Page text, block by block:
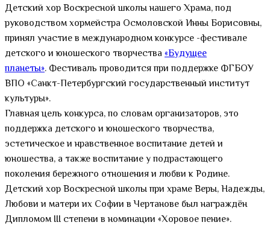
Детский хор Воскресной школы нашего Храма, под
руководством хормейстра Осмоловской Инны Борисовны,
принял участие в международном конкурсе -фестивале
детского и юношеского творчества «Будущее
планеты». Фестиваль проводится при поддержке ФГБОУ
ВПО «Санкт-Петербургский государственный институт
культуры».
Главная цель конкурса, по словам организаторов, это
поддержка детского и юношеского творчества,
эстетическое и нравственное воспитание детей и
юношества, а также воспитание у подрастающего
поколения бережного отношения и любви к Родине.
Детский хор Воскресной школы при храме Веры, Надежды,
Любови и матери их Софии в Чертанове был награждён
Дипломом III степени в номинации «Хоровое пение».